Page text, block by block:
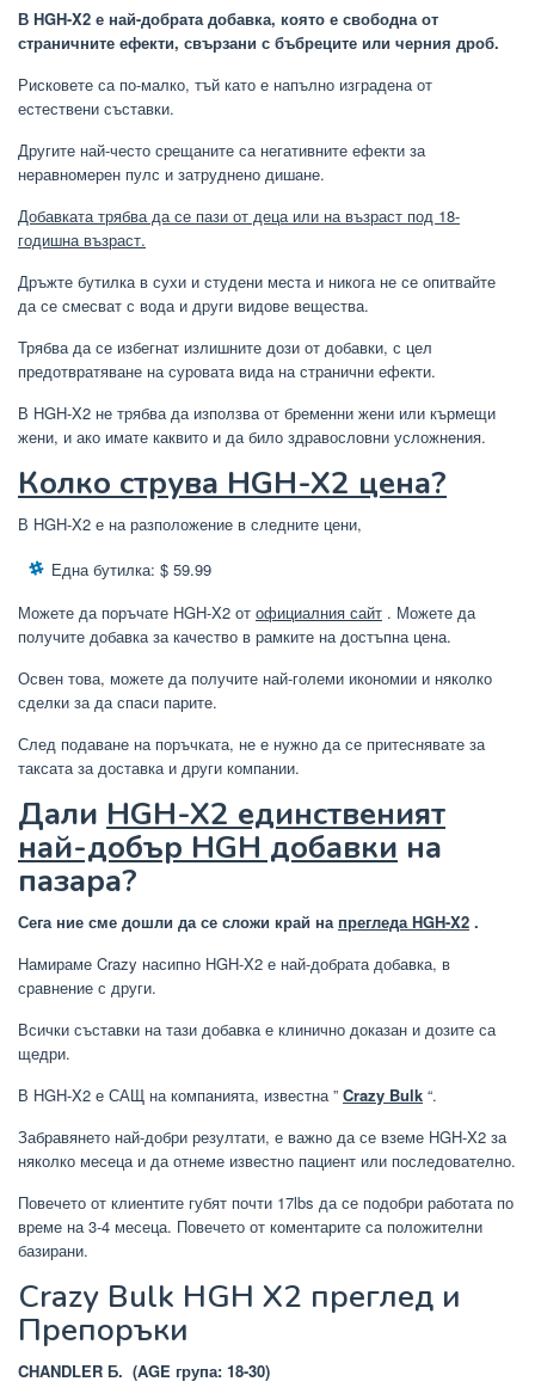
В HGH-X2 е най-добрата добавка, която е свободна от
страничните ефекти, свързани с бъбреците или черния дроб.
Рисковете са по-малко, тъй като е напълно изградена от
естествени съставки.
Другите най-често срещаните са негативните ефекти за
неравномерен пулс и затруднено дишане.
Добавката трябва да се пази от деца или на възраст под 18-
годишна възраст.
Дръжте бутилка в сухи и студени места и никога не се опитвайте
да се смесват с вода и други видове вещества.
Трябва да се избегнат излишните дози от добавки, с цел
предотвратяване на суровата вида на странични ефекти.
В HGH-X2 не трябва да използва от бременни жени или кърмещи
жени, и ако имате каквито и да било здравословни усложнения.
Колко струва HGH-X2 цена?
В HGH-X2 е на разположение в следните цени,
Една бутилка: $ 59.99
Можете да поръчате HGH-X2 от официалния сайт . Можете да
получите добавка за качество в рамките на достъпна цена.
Освен това, можете да получите най-големи икономии и няколко
сделки за да спаси парите.
След подаване на поръчката, не е нужно да се притеснявате за
таксата за доставка и други компании.
Дали HGH-X2 единственият
най-добър HGH добавки на
пазара?
Сега ние сме дошли да се сложи край на прегледа HGH-X2 .
Намираме Crazy насипно HGH-X2 е най-добрата добавка, в
сравнение с други.
Всички съставки на тази добавка е клинично доказан и дозите са
щедри.
В HGH-X2 е САЩ на компанията, известна ” Crazy Bulk “.
Забравянето най-добри резултати, е важно да се вземе HGH-X2 за
няколко месеца и да отнеме известно пациент или последователно.
Повечето от клиентите губят почти 17lbs да се подобри работата по
време на 3-4 месеца. Повечето от коментарите са положителни
базирани.
Crazy Bulk HGH X2 преглед и
Препоръки
CHANDLER Б. (AGE група: 18-30)